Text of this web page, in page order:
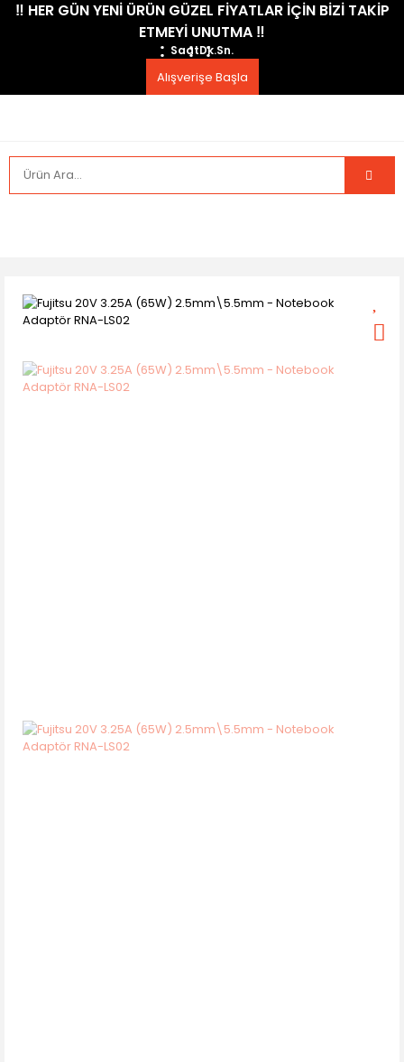
​‼️​ HER GÜN YENİ ÜRÜN GÜZEL FİYATLAR İÇİN BİZİ TAKİP
ETMEYİ UNUTMA ​‼️​
SaatDk.Sn.
Alışverişe Başla